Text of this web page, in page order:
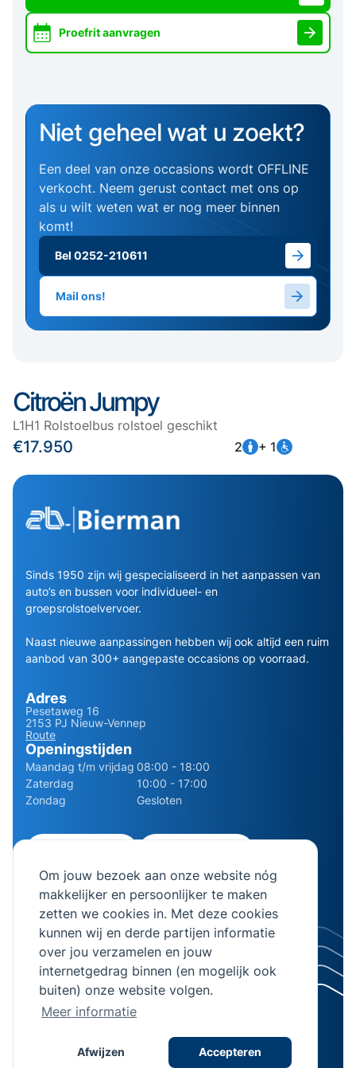
Om jouw bezoek aan onze website nóg
makkelijker en persoonlijker te maken
zetten we cookies in. Met deze cookies
kunnen wij en derde partijen informatie
over jou verzamelen en jouw
internetgedrag binnen (en mogelijk ook
buiten) onze website volgen.
Meer informatie
Afwijzen Accepteren
Proefrit aanvragen
Niet geheel wat u zoekt?
Een deel van onze occasions wordt OFFLINE
verkocht. Neem gerust contact met ons op
als u wilt weten wat er nog meer binnen
komt!
Bel 0252-210611
Mail ons!
Citroën Jumpy
L1H1 Rolstoelbus rolstoel geschikt
€17.950 2 + 1
Sinds 1950 zijn wij gespecialiseerd in het aanpassen van
auto’s en bussen voor individueel- en
groepsrolstoelvervoer.
Naast nieuwe aanpassingen hebben wij ook altijd een ruim
aanbod van 300+ aangepaste occasions op voorraad.
Adres
Pesetaweg 16
2153 PJ Nieuw-Vennep
Route
Openingstijden
Maandag t/m vrijdag 08:00 - 18:00
Zaterdag
10:00 - 17:00
Zondag
Gesloten
info@bierman.eu
© 2026 AB Bierman. Alle rechten voorbehouden.
KVK Nummer 28064982
Algemene voorwaarden